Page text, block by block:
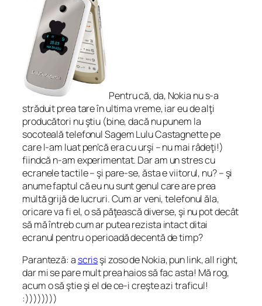
Pentru că, da, Nokia nu s-a
străduit prea tare în ultima vreme, iar eu de alţi
producători nu ştiu (bine, dacă nu punem la
socoteală telefonul Sagem Lulu Castagnette pe
care l-am luat pen’că era cu urşi – nu mai râdeţi!)
fiindcă n-am experimentat. Dar am un stres cu
ecranele tactile – şi pare-se, ăsta e viitorul, nu? – şi
anume faptul că eu nu sunt genul care are prea
multă grijă de lucruri. Cum ar veni, telefonul ăla,
oricare va fi el, o să păţească diverse, şi nu pot decât
să mă întreb cum ar putea rezista intact ditai
ecranul pentru o perioadă decentă de timp?
Paranteză: a scrisşi zoso de Nokia, pun link, all right,
dar mi se pare mult prea haios să fac asta! Mă rog,
acum o să ştie şi el de ce-i creşte azi traficul!
:))))))))